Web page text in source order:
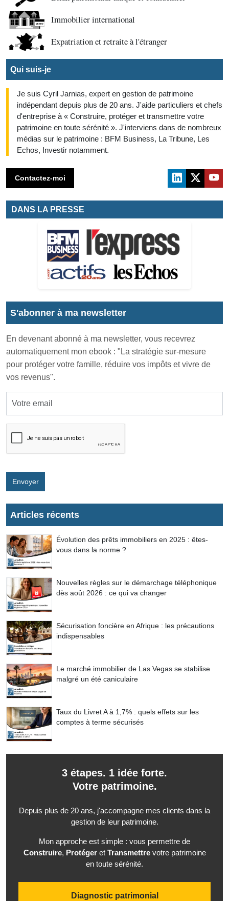
Immobilier international
Expatriation et retraite à l'étranger
Qui suis-je
Je suis Cyril Jarnias, expert en gestion de patrimoine
indépendant depuis plus de 20 ans. J'aide particuliers et chefs
d'entreprise à « Construire, protéger et transmettre votre
patrimoine en toute sérénité ». J'interviens dans de nombreux
médias sur le patrimoine : BFM Business, La Tribune, Les
Echos, Investir notamment.
Contactez-moi
DANS LA PRESSE
S'abonner à ma newsletter
En devenant abonné à ma newsletter, vous recevrez
automatiquement mon ebook : "La stratégie sur-mesure
pour protéger votre famille, réduire vos impôts et vivre de
vos revenus".
Envoyer
Articles récents
Évolution des prêts immobiliers en 2025 : êtes-
vous dans la norme ?
Nouvelles règles sur le démarchage téléphonique
dès août 2026 : ce qui va changer
Sécurisation foncière en Afrique : les précautions
indispensables
Le marché immobilier de Las Vegas se stabilise
malgré un été caniculaire
Taux du Livret A à 1,7% : quels effets sur les
comptes à terme sécurisés
3 étapes. 1 idée forte.
Votre patrimoine.
Depuis plus de 20 ans, j'accompagne mes clients dans la
gestion de leur patrimoine.
Mon approche est simple : vous permettre de
Construire, Protégeret Transmettrevotre patrimoine
en toute sérénité.
Diagnostic patrimonial